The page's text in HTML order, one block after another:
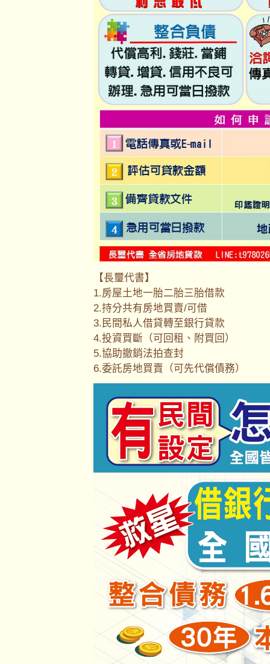
【長璽代書】
1.房屋土地一胎二胎三胎借款
2.持分共有房地買賣/可借
3.民間私人借貸轉至銀行貸款
4.投資買斷（可回租、附買回）
5.協助撤銷法拍查封
6.委託房地買賣（可先代償債務）